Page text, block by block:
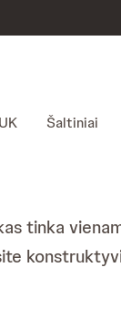
Šaltiniai
tinka